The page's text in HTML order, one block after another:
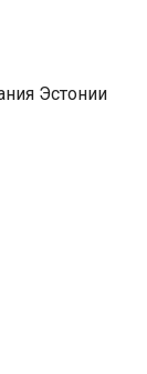
Эстонии